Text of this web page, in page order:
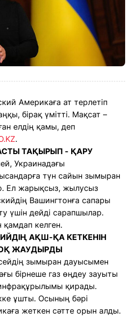
Америкаға ат терлетіп
бірақ үмітті. Мақсат –
елдің қамы, деп
.
ТАҚЫРЫП - ҚАРУ
Украинадағы
түн сайын зымыран
Ел жарықсыз, жылусыз
Вашингтонға сапары
үшін дейді сарапшылар.
келген.
АҚШ-ҚА КЕТКЕНІН
ЖАУДЫРДЫ
зымыран дауысымен
бірнеше газ өңдеу зауыты
қирады.
ұшты. Осының бәрі
жеткен сәтте орын алды.